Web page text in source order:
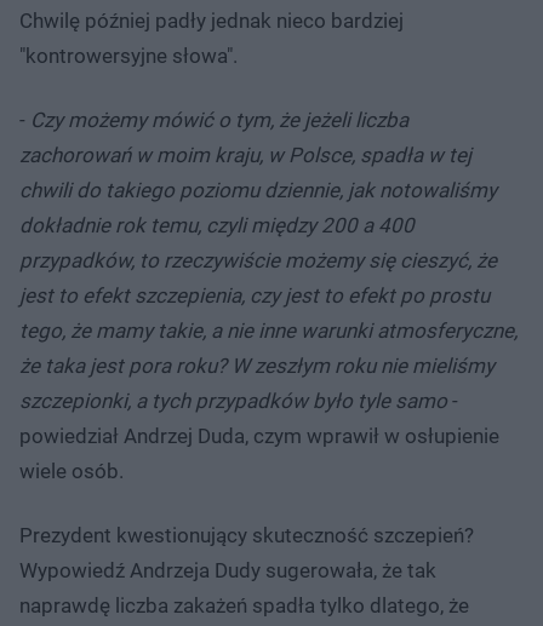
Chwilę później padły jednak nieco bardziej
"kontrowersyjne słowa".
- Czy możemy mówić o tym, że jeżeli liczba
zachorowań w moim kraju, w Polsce, spadła w tej
chwili do takiego poziomu dziennie, jak notowaliśmy
dokładnie rok temu, czyli między 200 a 400
przypadków, to rzeczywiście możemy się cieszyć, że
jest to efekt szczepienia, czy jest to efekt po prostu
tego, że mamy takie, a nie inne warunki atmosferyczne,
że taka jest pora roku? W zeszłym roku nie mieliśmy
szczepionki, a tych przypadków było tyle samo -
powiedział Andrzej Duda, czym wprawił w osłupienie
wiele osób.
Prezydent kwestionujący skuteczność szczepień?
Wypowiedź Andrzeja Dudy sugerowała, że tak
naprawdę liczba zakażeń spadła tylko dlatego, że